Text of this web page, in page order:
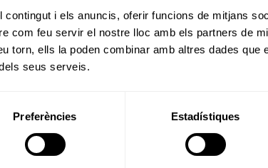
contingut i els anuncis, oferir funcions de mitjans
com feu servir el nostre lloc amb els partners de
torn, ells la poden combinar amb altres dades que
seus serveis.
Preferències Estadístiques
TERMES DE LA
COMPETICIÓ